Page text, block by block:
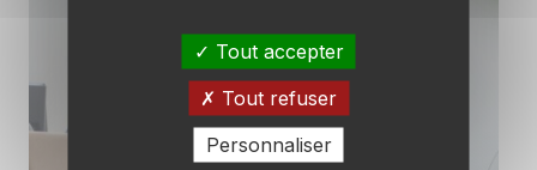
Tout accepter
Tout refuser
Personnaliser